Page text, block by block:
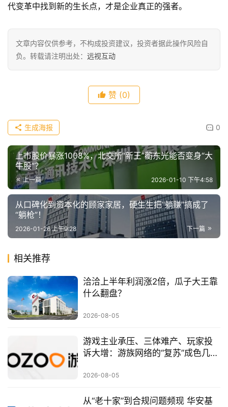
代变革中找到新的生长点，才是企业真正的强者。
文章内容仅供参考，不构成投资建议，投资者据此操作风险自
负。转载请注明出处： 远视互动
赞 (0)
0
生成海报
上市股价暴涨1008%，北交所“新王”蘅东光能否变身“大
牛股”？
上一篇 2026-01-10 下午4:58
从口碑化到资本化的顾家家居，硬生生把“躺赚”搞成了
“躺枪”！
下一篇
2026-01-26 上午9:28
相关推荐
洽洽上半年利润涨2倍，瓜子大王靠
什么翻盘？
2026-08-05
游戏主业承压、三体难产、玩家投
诉大增：游族网络的“复苏”成色几
2026-08-05
从“老十家”到合规问题频现 华安基